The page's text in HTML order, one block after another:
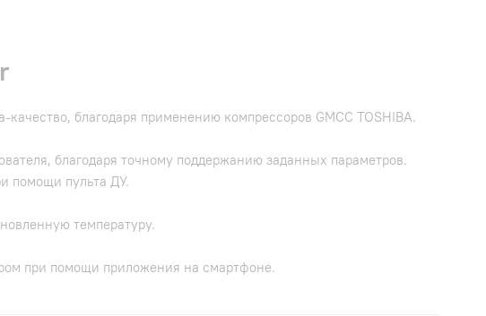
благодаря применению компрессоров GMCC TOSHIBA.
благодаря точному поддержанию заданных параметров.
помощи пульта ДУ.
температуру.
при помощи приложения на смартфоне.